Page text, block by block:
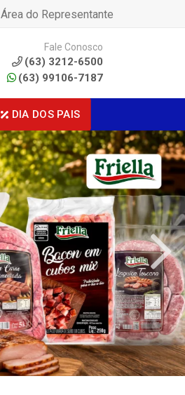
Área do Representante
Fale Conosco
(63) 3212-6500
(63) 99106-7187
DIA DOS PAIS